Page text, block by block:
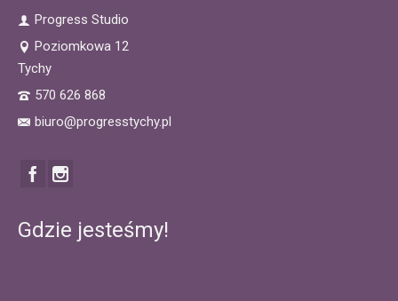
Progress Studio
Poziomkowa 12
Tychy
570 626 868
biuro@progresstychy.pl
Gdzie jesteśmy!